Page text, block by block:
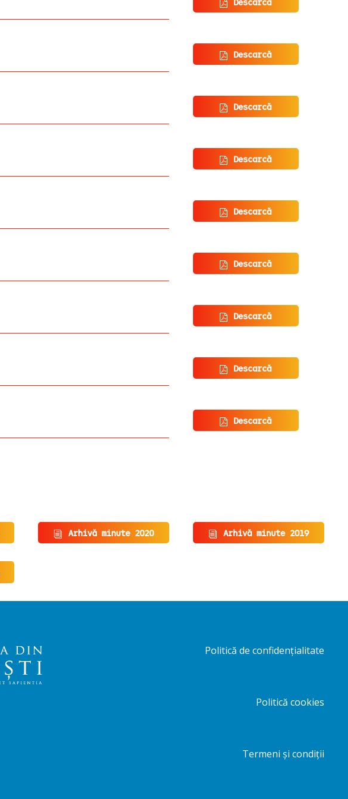
Descarcă
Descarcă
Descarcă
Descarcă
Descarcă
Descarcă
Descarcă
Descarcă
Arhivă minute 2020 Arhivă minute 2019
Politică de confidențialitate
Politică cookies
Termeni și condiții